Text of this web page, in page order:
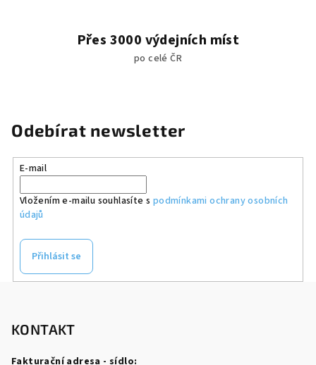
Přes 3000 výdejních míst
po celé ČR
Odebírat newsletter
E-mail
Vložením e-mailu souhlasíte s podmínkami ochrany osobních
údajů
Přihlásit se
KONTAKT
Fakturační adresa - sídlo: